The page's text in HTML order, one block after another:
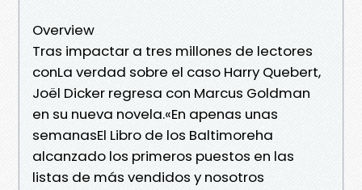
Overview
Tras impactar a tres millones de lectores
conLa verdad sobre el caso Harry Quebert,
Joël Dicker regresa con Marcus Goldman
en su nueva novela.«En apenas unas
semanasEl Libro de los Baltimoreha
alcanzado los primeros puestos en las
listas de más vendidos y nosotros